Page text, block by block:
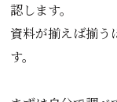
認します。
資料が揃えば揃う
す。